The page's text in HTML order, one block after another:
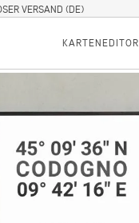
VERSAND (DE)
KARTENEDITOR